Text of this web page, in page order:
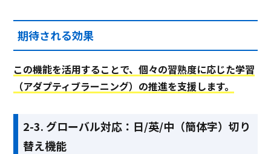
期待される効果
この機能を活用することで、個々の習熟度に応じた学習
（アダプティブラーニング）の推進を支援します。
2-3. グローバル対応：日/英/中（簡体字）切り
替え機能